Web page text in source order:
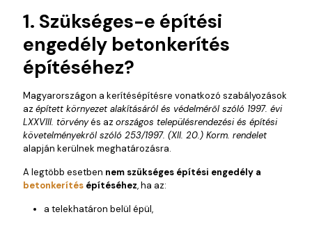
1. Szükséges-e építési
engedély betonkerítés
építéséhez?
Magyarországon a kerítésépítésre vonatkozó szabályozások
az épített környezet alakításáról és védelméről szóló 1997. évi
LXXVIII. törvényés az országos településrendezési és építési
követelményekről szóló 253/1997. (XII. 20.) Korm. rendelet
alapján kerülnek meghatározásra.
A legtöbb esetben nem szükséges építési engedély a
betonkerítés építéséhez, ha az:
a telekhatáron belül épül,